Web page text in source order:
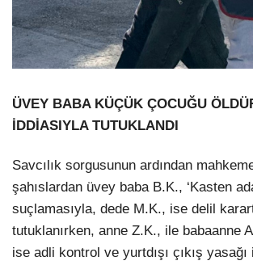
ÜVEY BABA KÜÇÜK ÇOCUĞU
İDDİASIYLA TUTUKLANDI
Savcılık sorgusunun ardından
şahıslardan üvey baba B.K., ‘Kasten
suçlamasıyla, dede M.K., ise delil
tutuklanırken, anne Z.K., ile babaanne
ise adli kontrol ve yurtdışı çıkış